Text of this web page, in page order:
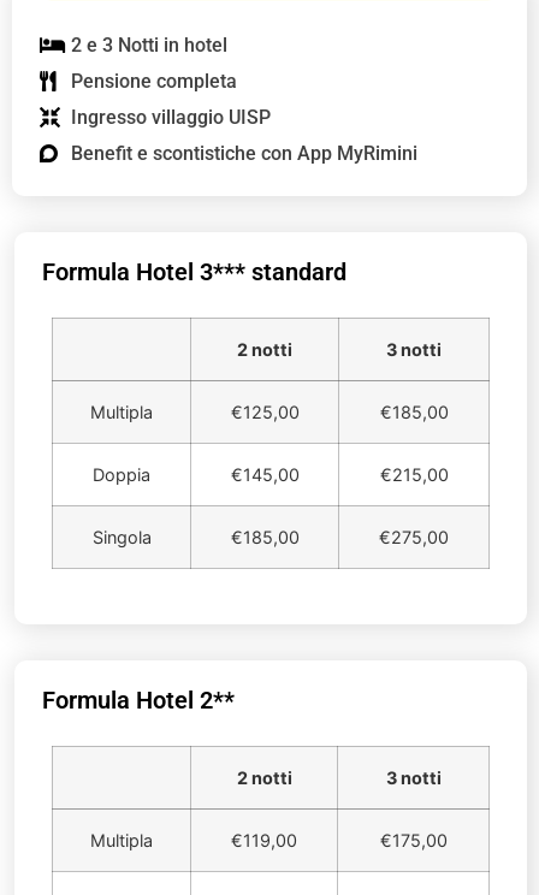
2 e 3 Notti in hotel
Pensione completa
Ingresso villaggio UISP
Benefit e scontistiche con App MyRimini
Formula Hotel 3*** standard
2 notti 3 notti
Multipla €125,00 €185,00
Doppia €145,00 €215,00
Singola €185,00 €275,00
Formula Hotel 2**
2 notti 3 notti
Multipla €119,00 €175,00